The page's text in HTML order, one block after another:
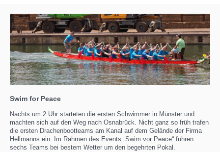
Swim for Peace
Nachts um 2 Uhr starteten die ersten Schwimmer in Münster und
machten sich auf den Weg nach Osnabrück. Nicht ganz so früh trafen
die ersten Drachenbootteams am Kanal auf dem Gelände der Firma
Hellmanns ein. Im Rahmen des Events „Swim vor Peace“ fuhren
sechs Teams bei bestem Wetter um den begehrten Pokal.